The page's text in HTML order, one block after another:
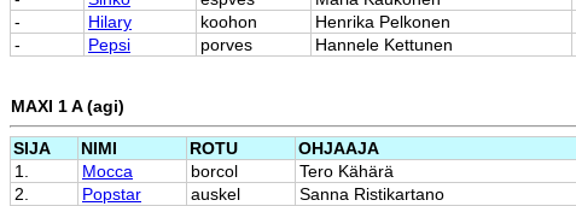
-
Hilary koohon Henrika Pelkonen
-
Pepsi porves Hannele Kettunen
MAXI 1 A (agi)
SIJA NIMI ROTU OHJAAJA
1.
Mocca borcol Tero Kähärä
2.
Popstar auskel Sanna Ristikartano